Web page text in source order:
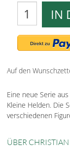
IN
Auf den
Eine neue Serie
Kleine Helden. Die
verschiedenen
ÜBER